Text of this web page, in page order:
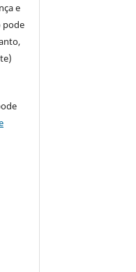
e
pode